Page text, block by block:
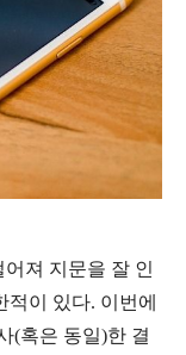
져 지문을 잘 인
적이 있다. 이번에
(혹은 동일)한 결